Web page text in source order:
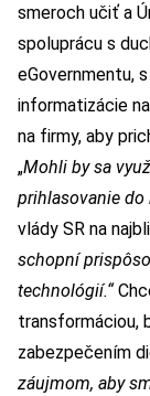
smeroch učiť a
spoluprácu s
eGovernmentu,
informatizácie
na firmy, aby
„Mohli by sa
prihlasovanie do
vlády SR na
schopní
technológií.“
transformáciou,
zabezpečením
záujmom, aby